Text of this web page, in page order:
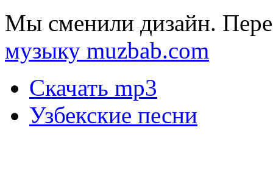
Мы сменили дизайн.
музыку muzbab.com
Скачать mp3
Узбекские песни